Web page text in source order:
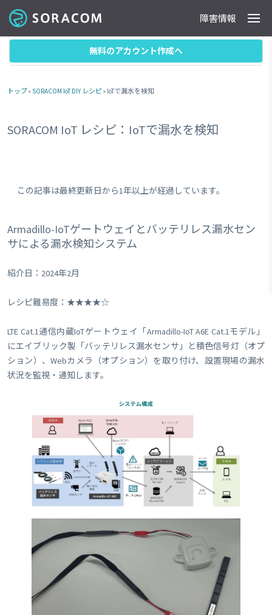
製品
事例
料金
ドキュメント
導入支援
IoTストア
最新情報 障害情報
トップ» SORACOM IoT DIY レシピ » IoTで漏水を検知
SORACOM IoT レシピ：IoTで漏水を検知
この記事は最終更新日から1年以上が経過しています。
Armadillo-IoTゲートウェイとバッテリレス漏水セン
サによる漏水検知システム
紹介日：2024年2月
レシピ難易度：★★★★☆
LTE Cat.1通信内蔵IoTゲートウェイ「Armadillo-IoT A6E Cat.1モデル」
にエイブリック製「バッテリレス漏水センサ」と積色信号灯（オプ
ション）、Webカメラ（オプション）を取り付け、設置現場の漏水
状況を監視・通知します。
無料のアカウント作成へ